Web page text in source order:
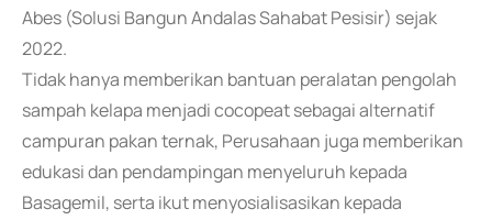
Abes (Solusi Bangun Andalas Sahabat Pesisir) sejak
2022.
Tidak hanya memberikan bantuan peralatan pengolah
sampah kelapa menjadi cocopeat sebagai alternatif
campuran pakan ternak, Perusahaan juga memberikan
edukasi dan pendampingan menyeluruh kepada
Basagemil, serta ikut menyosialisasikan kepada